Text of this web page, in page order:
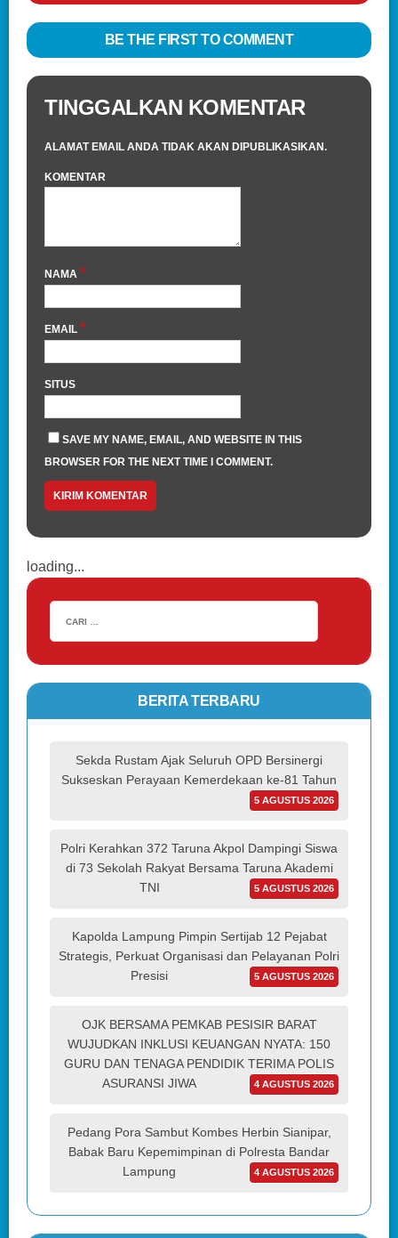
BE THE FIRST TO COMMENT
TINGGALKAN KOMENTAR
ALAMAT EMAIL ANDA TIDAK AKAN DIPUBLIKASIKAN.
KOMENTAR
NAMA *
EMAIL *
SITUS
SAVE MY NAME, EMAIL, AND WEBSITE IN THIS
BROWSER FOR THE NEXT TIME I COMMENT.
loading...
BERITA TERBARU
Sekda Rustam Ajak Seluruh OPD Bersinergi
Sukseskan Perayaan Kemerdekaan ke-81 Tahun
5 AGUSTUS 2026
Polri Kerahkan 372 Taruna Akpol Dampingi Siswa
di 73 Sekolah Rakyat Bersama Taruna Akademi
TNI
5 AGUSTUS 2026
Kapolda Lampung Pimpin Sertijab 12 Pejabat
Strategis, Perkuat Organisasi dan Pelayanan Polri
Presisi
5 AGUSTUS 2026
OJK BERSAMA PEMKAB PESISIR BARAT
WUJUDKAN INKLUSI KEUANGAN NYATA: 150
GURU DAN TENAGA PENDIDIK TERIMA POLIS
ASURANSI JIWA
4 AGUSTUS 2026
Pedang Pora Sambut Kombes Herbin Sianipar,
Babak Baru Kepemimpinan di Polresta Bandar
Lampung
4 AGUSTUS 2026